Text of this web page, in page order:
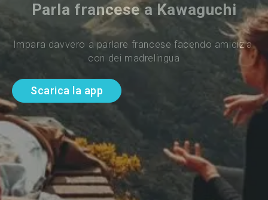
Parla francese a Kawaguchi
Impara davvero a parlare francese facendo amicizia
con dei madrelingua
Scarica la app